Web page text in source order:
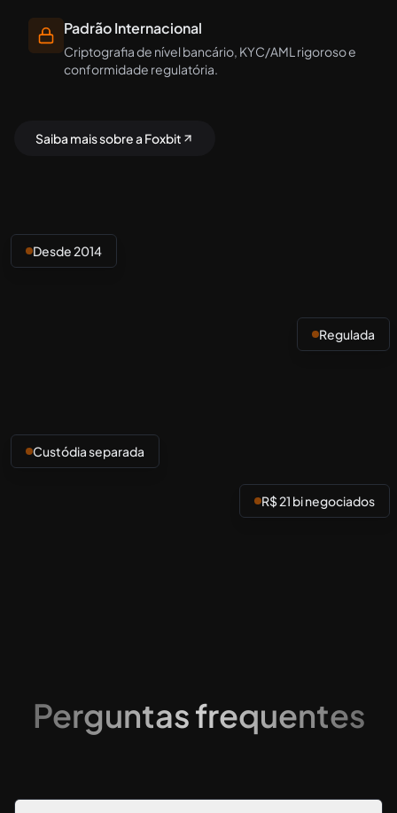
Padrão Internacional
Criptografia de nível bancário, KYC/AML rigoroso e
conformidade regulatória.
Saiba mais sobre a Foxbit
Desde 2014
Regulada
Custódia separada
R$ 21 bi negociados
Perguntas frequentes